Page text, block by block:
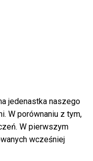
jedenastka naszego
W porównaniu z tym,
W pierwszym
wcześniej